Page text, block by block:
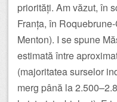
priorități. Am văzut, în
Franța, în
Menton). I se spune
estimată între
(majoritatea surselor
merg până la